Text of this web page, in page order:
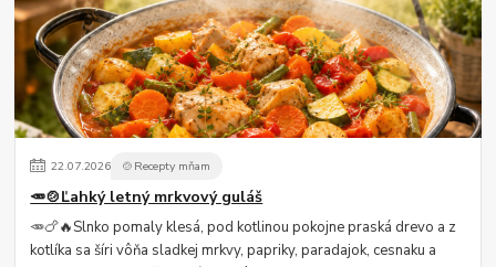
22.07.2026 🍲Recepty mňam
🥕🍲Ľahký letný mrkvový guláš
🥕🍗🔥Slnko pomaly klesá, pod kotlinou pokojne praská drevo a z
kotlíka sa šíri vôňa sladkej mrkvy, papriky, paradajok, cesnaku a